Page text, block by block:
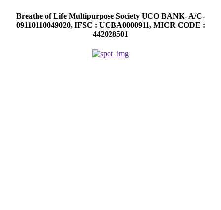
Breathe of Life Multipurpose Society UCO BANK- A/C-
09110110049020, IFSC : UCBA0000911, MICR CODE :
442028501